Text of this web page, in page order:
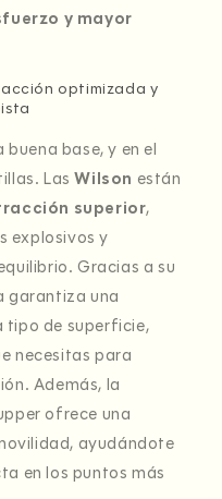
y mayor
optimizada y
base, y en el
LasWilson están
superior,
explosivos y
Gracias a su
garantiza una
tipo de superficie,
necesitas para
Además, la
ofrece una
ayudándote
en los puntos más